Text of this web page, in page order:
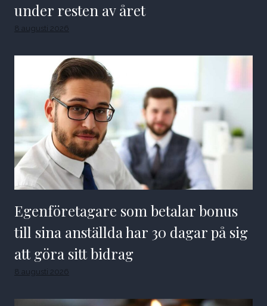
under resten av året
8 augusti 2026
Egenföretagare som betalar bonus
till sina anställda har 30 dagar på sig
att göra sitt bidrag
8 augusti 2026